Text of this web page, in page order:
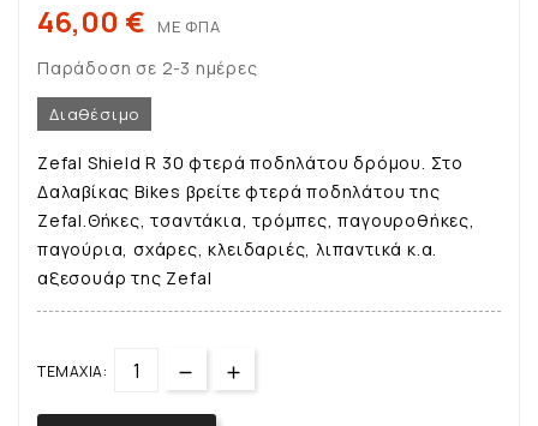
46,00 € ΜΕ ΦΠΑ
Παράδοση σε 2-3 ημέρες
Διαθέσιμο
Zefal Shield R 30 φτερά ποδηλάτου δρόμου. Στο
Δαλαβίκας Bikes βρείτε φτερά ποδηλάτου της
Zefal.Θήκες, τσαντάκια, τρόμπες, παγουροθήκες,
παγούρια, σχάρες, κλειδαριές, λιπαντικά κ.α.
αξεσουάρ της Zefal
ΤΕΜΆΧΙΑ: